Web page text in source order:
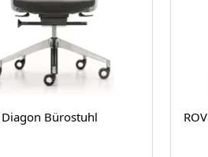
Diagon Bürostuhl